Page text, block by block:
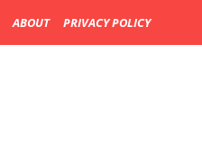
ABOUT PRIVACY POLICY